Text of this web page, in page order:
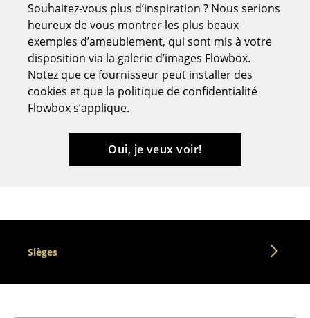
Chaises cantilever
Chaises et Tabourets de bar
Tabourets
Bancs & Chaises longues
Poufs poires
Souhaitez-vous plus d’inspiration ? Nous serions
heureux de vous montrer les plus beaux
exemples d’ameublement, qui sont mis à votre
disposition via la galerie d’images Flowbox.
Notez que ce fournisseur peut installer des
cookies et que la politique de confidentialité
Flowbox s’applique.
Oui, je veux voir!
Sièges